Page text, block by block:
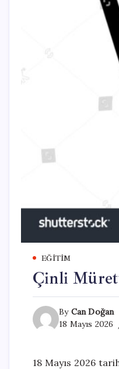
EĞITIM
Çinli
By Can Doğan
18 Mayıs 2026
18 Mayıs 2026